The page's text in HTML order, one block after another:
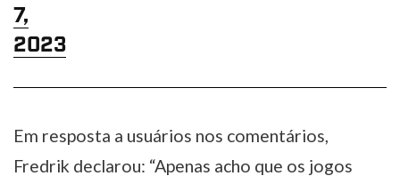
7,
2023
Em resposta a usuários nos comentários,
Fredrik declarou: “Apenas acho que os jogos